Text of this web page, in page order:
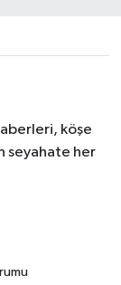
köşe
seyahate her